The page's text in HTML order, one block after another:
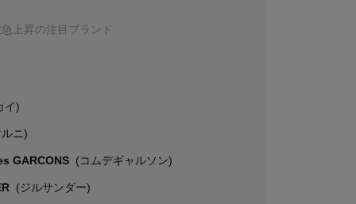
上昇の注目ブランド
イ)
ニ)
GARCONS (コムデギャルソン)
(ジルサンダー)